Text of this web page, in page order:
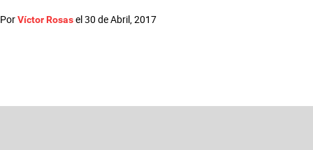
PorVíctor Rosasel30 de Abril, 2017